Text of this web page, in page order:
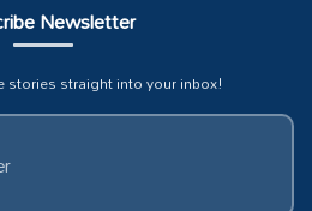
Newsletter
stories straight into your inbox!